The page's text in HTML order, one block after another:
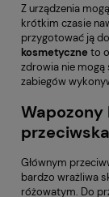
Z urządzenia
krótkim czasie
przygotować ją
kosmetyczneto
zdrowia nie mogą
zabiegów
Wapozony
Głównym
bardzo wrażliwa
różowatym. Do